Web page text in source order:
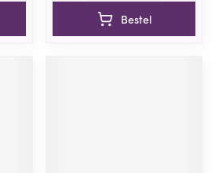
Bestel